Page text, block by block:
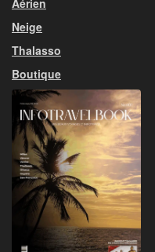
Aérien
Neige
Thalasso
Boutique